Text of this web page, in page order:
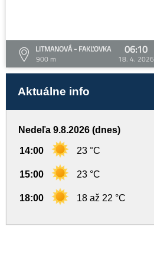
LITMANOVÁ - FAKĽOVKA
900 m
06:10
18. 4. 2026
Aktuálne info
Nedeľa 9.8.2026 (dnes)
14:00 23 °C
15:00 23 °C
18:00 18 až 22 °C